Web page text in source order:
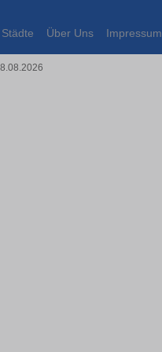
Städte Über Uns Impressum